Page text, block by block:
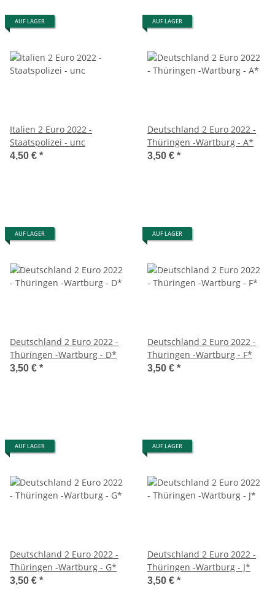
AUF LAGER
Italien 2 Euro 2022 -
Staatspolizei - unc
4,50 € *
AUF LAGER
Deutschland 2 Euro 2022 -
Thüringen -Wartburg - A*
3,50 € *
AUF LAGER
Deutschland 2 Euro 2022 -
Thüringen -Wartburg - D*
3,50 € *
AUF LAGER
Deutschland 2 Euro 2022 -
Thüringen -Wartburg - F*
3,50 € *
AUF LAGER
Deutschland 2 Euro 2022 -
Thüringen -Wartburg - G*
3,50 € *
AUF LAGER
Deutschland 2 Euro 2022 -
Thüringen -Wartburg - J*
3,50 € *